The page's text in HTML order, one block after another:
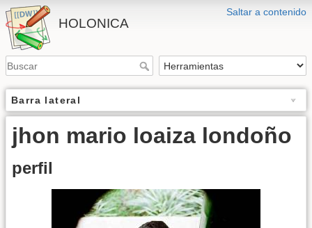
Saltar a contenido
HOLONICA
Barra lateral
jhon mario loaiza londoño
perfil